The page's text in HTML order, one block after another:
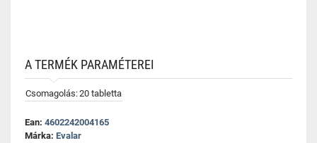
A TERMÉK PARAMÉTEREI
Csomagolás:20 tabletta
Ean: 4602242004165
Márka: Evalar